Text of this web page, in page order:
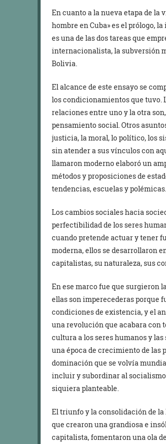
En cuanto a la nueva etapa de la
hombre en Cuba» es el prólogo,
es una de las dos tareas que
internacionalista, la subversión
Bolivia.
El alcance de este ensayo se
los condicionamientos que tuvo.
relaciones entre uno y la otra
pensamiento social. Otros
justicia, la moral, lo político, los
sin atender a sus vínculos con
llamaron moderno elaboró un
métodos y proposiciones de
tendencias, escuelas y
Los cambios sociales hacia
perfectibilidad de los seres
cuando pretende actuar y tener
moderna, ellos se desarrollaron
capitalistas, su naturaleza, sus
En ese marco fue que surgieron
ellas son imperecederas porque
condiciones de existencia, y el
una revolución que acabara con
cultura a los seres humanos y
una época de crecimiento de las
dominación que se volvía
incluir y subordinar al
siquiera planteable.
El triunfo y la consolidación de
que crearon una grandiosa e
capitalista, fomentaron una ola